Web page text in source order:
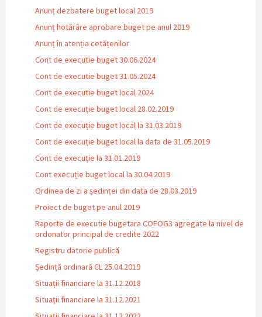
Anunț dezbatere buget local 2019
Anunț hotărâre aprobare buget pe anul 2019
Anunț în atenția cetățenilor
Cont de executie buget 30.06.2024
Cont de executie buget 31.05.2024
Cont de executie buget local 2024
Cont de execuție buget local 28.02.2019
Cont de execuție buget local la 31.03.2019
Cont de execuție buget local la data de 31.05.2019
Cont de execuție la 31.01.2019
Cont execuție buget local la 30.04.2019
Ordinea de zi a ședinței din data de 28.03.2019
Proiect de buget pe anul 2019
Raporte de executie bugetara COFOG3 agregate la nivel de
ordonator principal de credite 2022
Registru datorie publică
Ședință ordinară CL 25.04.2019
Situații financiare la 31.12.2018
Situaţii financiare la 31.12.2021